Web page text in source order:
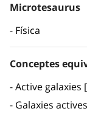
Microtesaurus
Física
Conceptes
Active galaxies
Galaxies